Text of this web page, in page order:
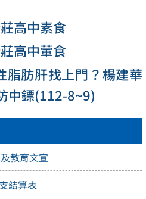
教育文宣
結算表
高中素食
高中葷食
脂肪肝找上門？楊建華
中鏢(112-8~9)